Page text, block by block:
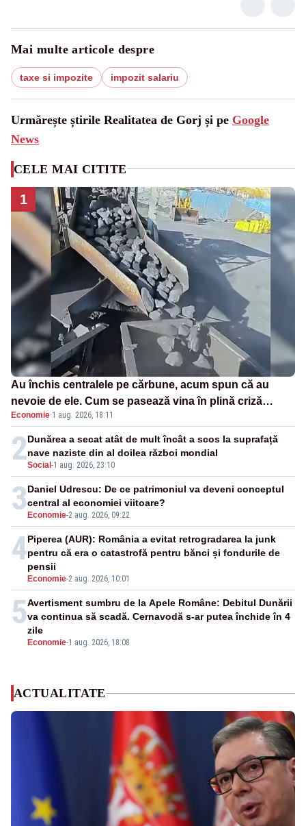
Mai multe articole despre
taxe si impozite impozit salariu
Urmărește știrile Realitatea de Gorj și pe Google
News
CELE MAI CITITE
1
Au închis centralele pe cărbune, acum spun că au
nevoie de ele. Cum se pasează vina în plină criză
energetică
Economie·1 aug. 2026, 18:11
2Social -1 aug. 2026, 23:10
Dunărea a secat atât de mult încât a scos la suprafață
nave naziste din al doilea război mondial
3 Economie-2 aug. 2026, 09:22
Daniel Udrescu: De ce patrimoniul va deveni conceptul
central al economiei viitoare?
4
Economie-2 aug. 2026, 10:01
Piperea (AUR): România a evitat retrogradarea la junk
pentru că era o catastrofă pentru bănci și fondurile de
pensii
5
Economie-1 aug. 2026, 18:08
Avertisment sumbru de la Apele Române: Debitul Dunării
va continua să scadă. Cernavodă s-ar putea închide în 4
zile
ACTUALITATE